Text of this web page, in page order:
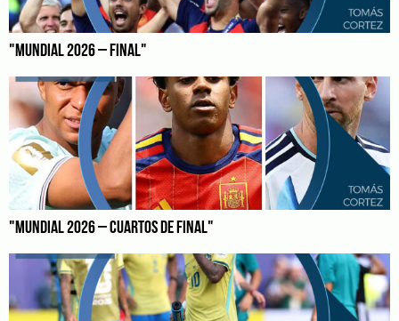
"MUNDIAL 2026 – FINAL"
"MUNDIAL 2026 – CUARTOS DE FINAL"